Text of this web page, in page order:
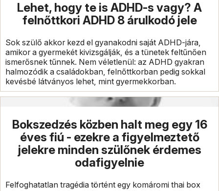
Lehet, hogy te is ADHD-s vagy? A
felnőttkori ADHD 8 árulkodó jele
Sok szülő akkor kezd el gyanakodni saját ADHD-jára,
amikor a gyermekét kivizsgálják, és a tünetek feltűnően
ismerősnek tűnnek. Nem véletlenül: az ADHD gyakran
halmozódik a családokban, felnőttkorban pedig sokkal
kevésbé látványos lehet, mint gyermekkorban.
Bokszedzés közben halt meg egy 16
éves fiú - ezekre a figyelmeztető
jelekre minden szülőnek érdemes
odafigyelnie
Felfoghatatlan tragédia történt egy komáromi thai box